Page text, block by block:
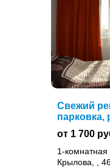
Свежий
от 1 700
1-комнатная
Крылова, ,